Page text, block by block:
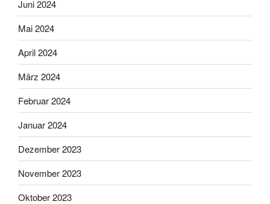
Juni 2024
Mai 2024
April 2024
März 2024
Februar 2024
Januar 2024
Dezember 2023
November 2023
Oktober 2023